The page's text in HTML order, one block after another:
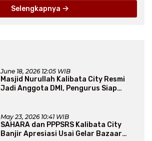
Selengkapnya
June 18, 2026 12:05 WIB
Masjid Nurullah Kalibata City Resmi
Jadi Anggota DMI, Pengurus Siap
May 23, 2026 10:41 WIB
SAHARA dan PPPSRS Kalibata City
Banjir Apresiasi Usai Gelar Bazaar